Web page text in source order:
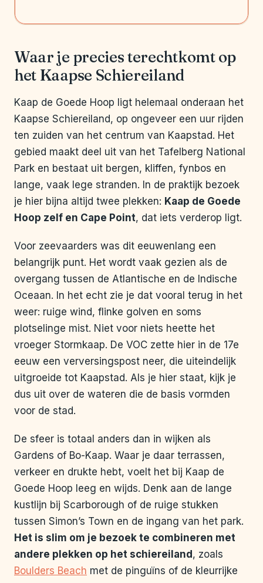
Waar je precies terechtkomt op
het Kaapse Schiereiland
Kaap de Goede Hoop ligt helemaal onderaan het
Kaapse Schiereiland, op ongeveer een uur rijden
ten zuiden van het centrum van Kaapstad. Het
gebied maakt deel uit van het Tafelberg National
Park en bestaat uit bergen, kliffen, fynbos en
lange, vaak lege stranden. In de praktijk bezoek
je hier bijna altijd twee plekken: Kaap de Goede
Hoop zelf en Cape Point, dat iets verderop ligt.
Voor zeevaarders was dit eeuwenlang een
belangrijk punt. Het wordt vaak gezien als de
overgang tussen de Atlantische en de Indische
Oceaan. In het echt zie je dat vooral terug in het
weer: ruige wind, flinke golven en soms
plotselinge mist. Niet voor niets heette het
vroeger Stormkaap. De VOC zette hier in de 17e
eeuw een verversingspost neer, die uiteindelijk
uitgroeide tot Kaapstad. Als je hier staat, kijk je
dus uit over de wateren die de basis vormden
voor de stad.
De sfeer is totaal anders dan in wijken als
Gardens of Bo-Kaap. Waar je daar terrassen,
verkeer en drukte hebt, voelt het bij Kaap de
Goede Hoop leeg en wijds. Denk aan de lange
kustlijn bij Scarborough of de ruige stukken
tussen Simon’s Town en de ingang van het park.
Het is slim om je bezoek te combineren met
andere plekken op het schiereiland , zoals
Boulders Beach met de pinguïns of de kleurrijke